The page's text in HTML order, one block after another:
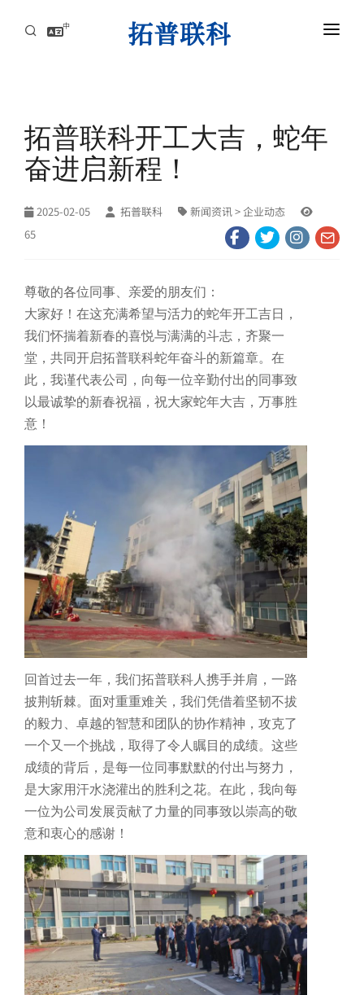
中
AI服务器高速互连解方案
攻克高速背板瓶颈，赋能AI集群，实现超低延迟与海量数据的高效传导
机器人精密互连方案
专攻微型化场景，为人形机器人手指关节提供高柔性与高精度信号传输
资讯中心
关于拓普联科
联系
拓普联科开工大吉，蛇年
奋进启新程！
2025-02-05 拓普联科 新闻资讯> 企业动态
65
尊敬的各位同事、亲爱的朋友们：
大家好！在这充满希望与活力的蛇年开工吉日，
我们怀揣着新春的喜悦与满满的斗志，齐聚一
堂，共同开启拓普联科蛇年奋斗的新篇章。在
此，我谨代表公司，向每一位辛勤付出的同事致
以最诚挚的新春祝福，祝大家蛇年大吉，万事胜
意！
回首过去一年，我们拓普联科人携手并肩，一路
披荆斩棘。面对重重难关，我们凭借着坚韧不拔
的毅力、卓越的智慧和团队的协作精神，攻克了
一个又一个挑战，取得了令人瞩目的成绩。这些
成绩的背后，是每一位同事默默的付出与努力，
是大家用汗水浇灌出的胜利之花。在此，我向每
一位为公司发展贡献了力量的同事致以崇高的敬
意和衷心的感谢！